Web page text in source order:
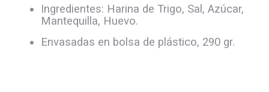
Ingredientes: Harina de Trigo, Sal, Azúcar,
Mantequilla, Huevo.
Envasadas en bolsa de plástico, 290 gr.